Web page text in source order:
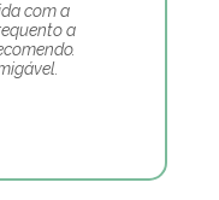
com a
a